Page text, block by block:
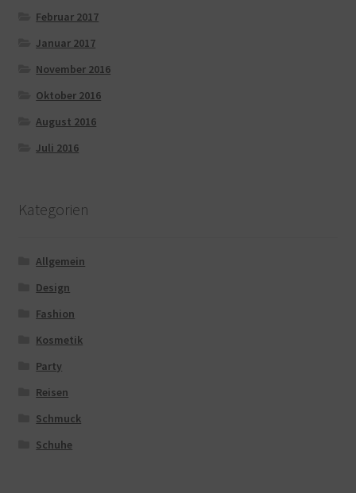
Februar 2017
Januar 2017
November 2016
Oktober 2016
August 2016
Juli 2016
Kategorien
Allgemein
Design
Fashion
Kosmetik
Party
Reisen
Schmuck
Schuhe